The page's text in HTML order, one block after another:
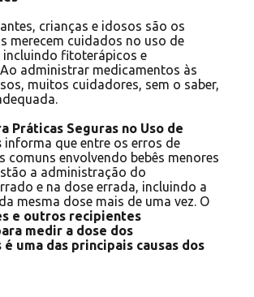
crianças e idosos são os
merecem cuidados no uso de
incluindo fitoterápicos e
administrar medicamentos às
muitos cuidadores, sem o saber,
Práticas Seguras no Uso de
informa que entre os erros de
comuns envolvendo bebês menores
a administração do
e na dose errada, incluindo a
mesma dose mais de uma vez. O
e outros recipientes
medir a dose dos
uma das principais causas dos